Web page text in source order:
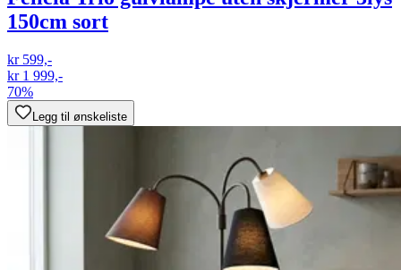
150cm sort
kr 599,-
kr 1 999,-
70%
Legg til ønskeliste